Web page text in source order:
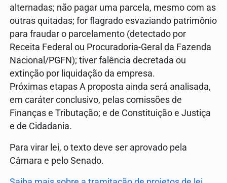
alternadas; não pagar uma parcela, mesmo com as
outras quitadas; for flagrado esvaziando patrimônio
para fraudar o parcelamento (detectado por
Receita Federal ou Procuradoria-Geral da Fazenda
Nacional/PGFN); tiver falência decretada ou
extinção por liquidação da empresa.
Próximas etapas A proposta ainda será analisada,
em caráter conclusivo, pelas comissões de
Finanças e Tributação; e de Constituição e Justiça
e de Cidadania.
Para virar lei, o texto deve ser aprovado pela
Câmara e pelo Senado.